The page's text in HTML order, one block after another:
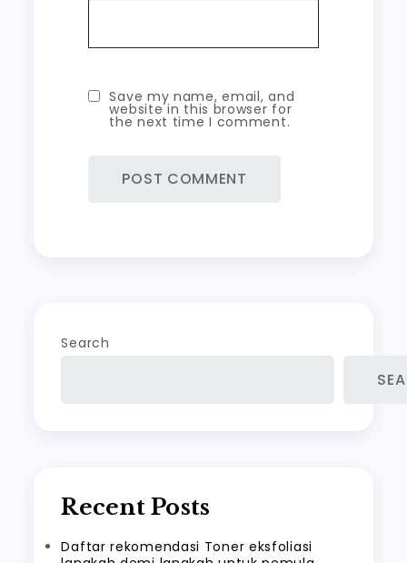
Save my name, email, and
website in this browser for
the next time I comment.
Search
Recent Posts
Daftar rekomendasi Toner eksfoliasi